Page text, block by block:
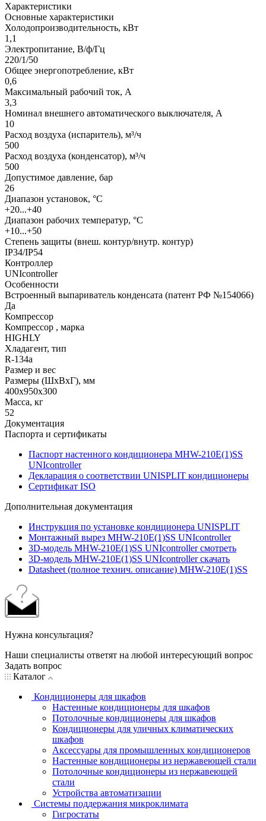
Характеристики
Основные характеристики
Холодопроизводительность, кВт
1,1
Электропитание, В/ф/Гц
220/1/50
Общее энергопотребление, кВт
0,6
Максимальный рабочий ток, А
3,3
Номинал внешнего автоматического выключателя, А
10
Расход воздуха (испаритель), м³/ч
500
Расход воздуха (конденсатор), м³/ч
500
Допустимое давление, бар
26
Диапазон установок, °С
+20...+40
Диапазон рабочих температур, °С
+10...+50
Степень защиты (внеш. контур/внутр. контур)
IP34/IP54
Контроллер
UNIcontroller
Особенности
Встроенный выпариватель конденсата (патент РФ №154066)
Да
Компрессор
Компрессор , марка
HIGHLY
Хладагент, тип
R-134a
Размер и вес
Размеры (ШхВхГ), мм
400х950х300
Масса, кг
52
Документация
Паспорта и сертификаты
Паспорт настенного кондиционера MHW-210E(1)SS
UNIcontroller
Декларация о соответствии UNISPLIT кондиционеры
Сертификат ISO
Дополнительная документация
Инструкция по установке кондиционера UNISPLIT
Монтажный вырез MHW-210E(1)SS UNIcontroller
3D-модель MHW-210E(1)SS UNIcontroller смотреть
3D-модель MHW-210E(1)SS UNIcontroller скачать
Datasheet (полное технич. описание) MHW-210E(1)SS
Нужна консультация?
Наши специалисты ответят на любой интересующий вопрос
Задать вопрос
Каталог
Кондиционеры для шкафов
Настенные кондиционеры для шкафов
Потолочные кондиционеры для шкафов
Кондиционеры для уличных климатических
шкафов
Аксессуары для промышленных кондиционеров
Настенные кондиционеры из нержавеющей стали
Потолочные кондиционеры из нержавеющей
стали
Устройства автоматизации
Системы поддержания микроклимата
Гигростаты